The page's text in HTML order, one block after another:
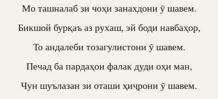
Мо ташналаб зи чоҳи занахдони ӯ шавем.
Бикшой бурқаъ аз рухаш, эй боди навбаҳор,
То андалеби тозагулистони ӯ шавем.
Печад ба пардаҳои фалак дуди оҳи ман,
Чун шуълазан зи оташи ҳиҷрони ӯ шавем.